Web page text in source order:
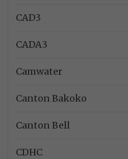
CAD3
CADA3
Camwater
Canton Bakoko
Canton Bell
CDHC